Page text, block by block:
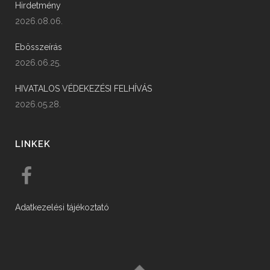
Hirdetmény
2026.08.06.
Ebösszeírás
2026.06.25.
HIVATALOS VÉDEKEZÉSI FELHÍVÁS
2026.05.28.
LINKEK
Adatkezelési tájékoztató